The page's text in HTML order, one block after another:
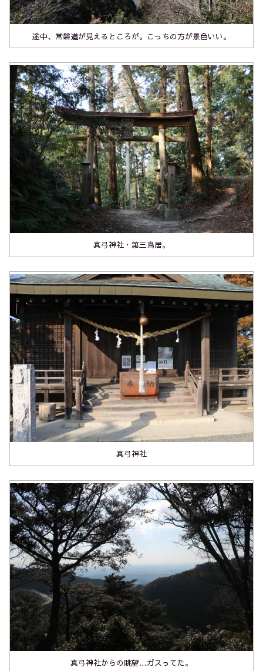
途中、常磐道が見えるところが。こっちの方が景色いい。
真弓神社・第三鳥居。
真弓神社
真弓神社からの眺望…ガスってた。